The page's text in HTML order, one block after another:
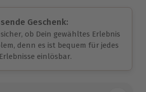
Geschenk:
ob Dein gewähltes Erlebnis
denn es ist bequem für jedes
einlösbar.